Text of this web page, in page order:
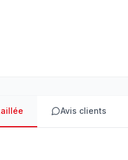
Avis clients